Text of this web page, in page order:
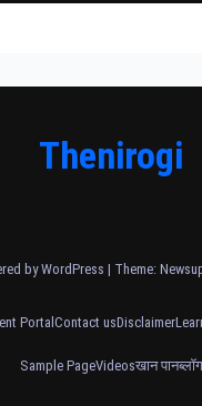
Thenirogi
by WordPress | Theme:
Portal Contact usDisclaimer
Sample PageVideosखान पानब्लॉग